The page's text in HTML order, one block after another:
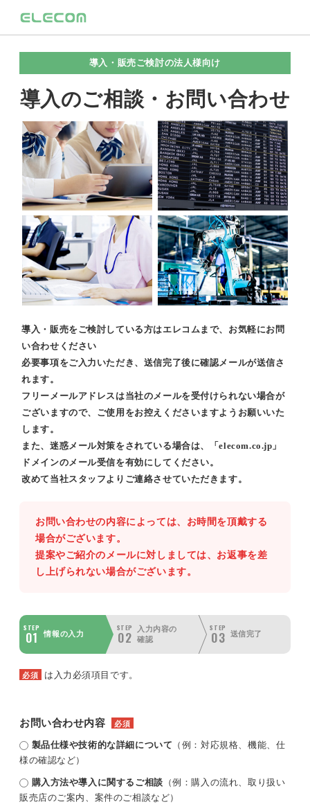
導入・販売ご検討の法人様向け
導入のご相談・お問い合わせ
導入・販売をご検討している方はエレコムまで、お気軽にお問
い合わせください
必要事項をご入力いただき、送信完了後に確認メールが送信さ
れます。
フリーメールアドレスは当社のメールを受付けられない場合が
ございますので、ご使用をお控えくださいますようお願いいた
します。
また、迷惑メール対策をされている場合は、「elecom.co.jp」
ドメインのメール受信を有効にしてください。
改めて当社スタッフよりご連絡させていただきます。
お問い合わせの内容によっては、お時間を頂戴する
場合がございます。
提案やご紹介のメールに対しましては、お返事を差
し上げられない場合がございます。
STEP
01 情報の入力
STEP
02
入力内容の
確認
STEP
03 送信完了
必須 は入力必須項目です。
お問い合わせ内容 必須
製品仕様や技術的な詳細について （例：対応規格、機能、仕
様の確認など）
購入方法や導入に関するご相談 （例：購入の流れ、取り扱い
販売店のご案内、案件のご相談など）